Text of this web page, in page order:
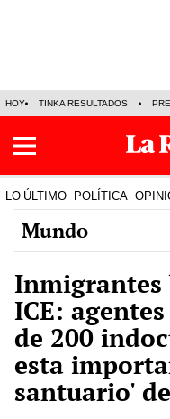
HOY TINKA RESULTADOS
LO ÚLTIMO POLÍTICA
Mundo
Inmigrantes
ICE:
de 200
esta
santuario'